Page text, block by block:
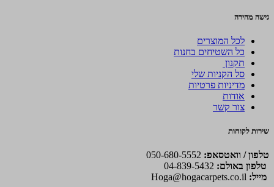
גישה מהירה
לכל המוצרים
כל השטיחים בחנות
תקנון
סל הקניות שלי
מדיניות פרטיות
אודות
צור קשר
שירות לקוחות
טלפון / וואטסאפ:
טלפון באולם:
מייל: Hoga@hogacarpets.co.il